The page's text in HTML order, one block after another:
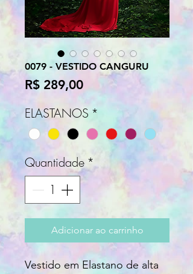
0079 - VESTIDO CANGURU
R$ 289,00Preço
ELASTANOS *
Quantidade *
Adicionar ao carrinho
Vestido em Elastano de alta